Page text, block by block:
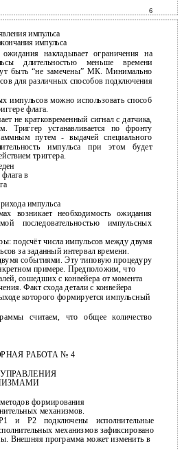
6
импульса
импульса
накладывает ограничения на
длительностью меньше времени
быть “не замечены” МК. Минимально
для различных способов подключения
импульсов можно использовать способ
флага.
не кратковременный сигнал с датчика,
Триггер устанавливается по фронту
путем - выдачей специального
импульса при этом будет
триггера.
в
импульса
возникает необходимость ожидания
последовательностью импульсных
подсчёт числа импульсов между двумя
за заданный интервал времени.
событиями. Эту типовую процедуру
примере. Предположим, что
сошедших с конвейера от момента
Факт схода детали с конвейера
которого формируется импульсный
считаем, что общее количество
РАБОТА № 4
формирования
механизмов.
и P2 подключены исполнительные
механизмов зафиксиpовано
Внешняя пpогpамма может изменить в